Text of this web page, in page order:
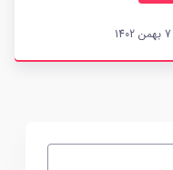
7 بهمن 1402